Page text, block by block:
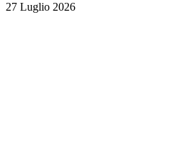
27 Luglio 2026